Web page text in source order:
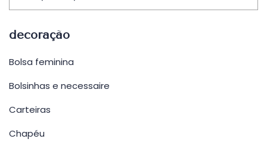
decoração
Bolsa feminina
Bolsinhas e necessaire
Carteiras
Chapéu